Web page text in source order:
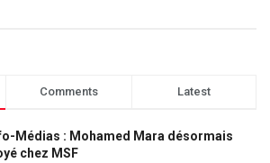
Comments Latest
Médias : Mohamed Mara désormais
chez MSF